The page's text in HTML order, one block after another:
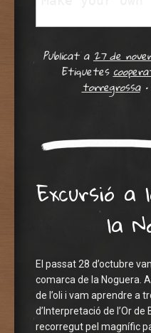
Publicat a 27 de
Etiquetes
torregrossa •
Excursió a
la
El passat 28 d’octubre
comarca de la Noguera.
de l’oli i vam aprendre a
d’Interpretació de l’Or
recorregut pel magnífic